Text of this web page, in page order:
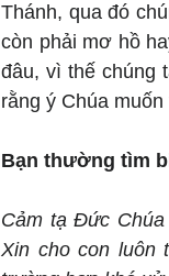
Thánh, qua đó
còn phải mơ hồ
đâu, vì thế chúng
rằng ý Chúa
Bạn thường tìm
Cảm tạ Đức
Xin cho con luôn